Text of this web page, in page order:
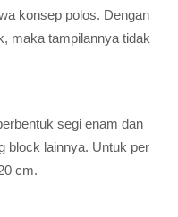
konsep polos. Dengan
maka tampilannya tidak
segi enam dan
block lainnya. Untuk per
cm.